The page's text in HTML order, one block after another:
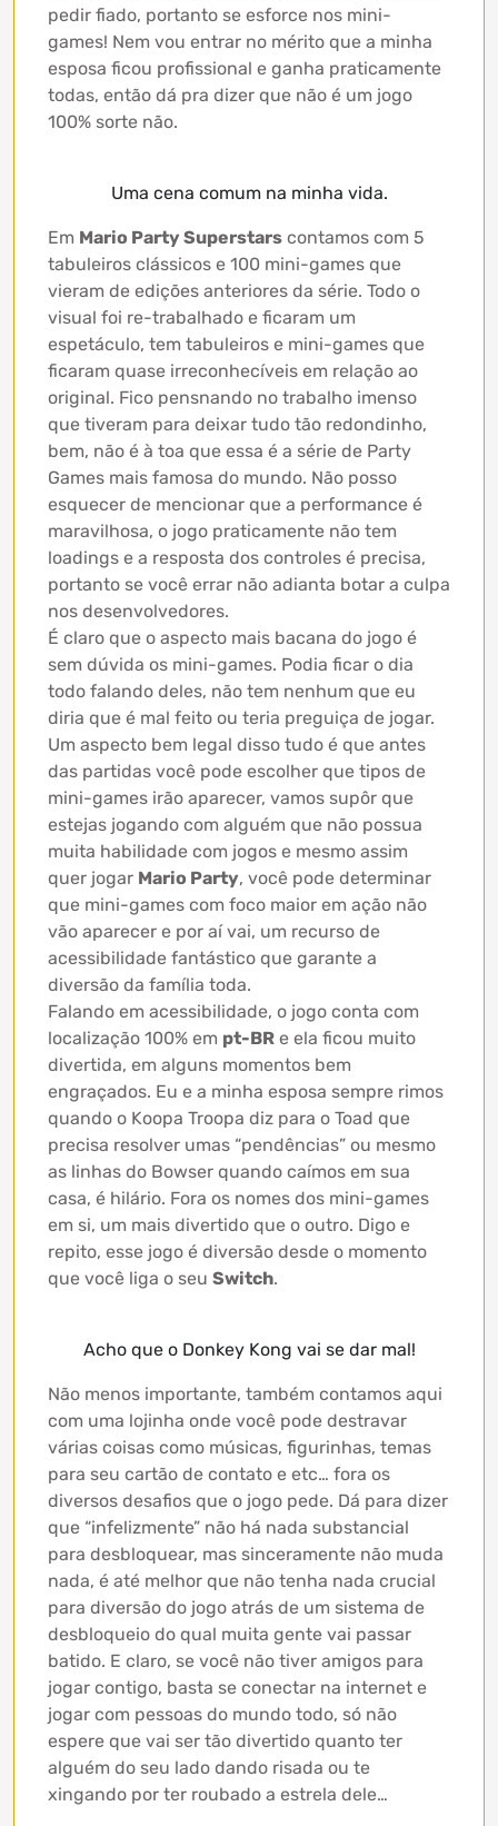
pedir fiado, portanto se esforce nos mini-
games! Nem vou entrar no mérito que a minha
esposa ficou profissional e ganha praticamente
todas, então dá pra dizer que não é um jogo
100% sorte não.
Uma cena comum na minha vida.
Em Mario Party Superstars contamos com 5
tabuleiros clássicos e 100 mini-games que
vieram de edições anteriores da série. Todo o
visual foi re-trabalhado e ficaram um
espetáculo, tem tabuleiros e mini-games que
ficaram quase irreconhecíveis em relação ao
original. Fico pensnando no trabalho imenso
que tiveram para deixar tudo tão redondinho,
bem, não é à toa que essa é a série de Party
Games mais famosa do mundo. Não posso
esquecer de mencionar que a performance é
maravilhosa, o jogo praticamente não tem
loadings e a resposta dos controles é precisa,
portanto se você errar não adianta botar a culpa
nos desenvolvedores.
É claro que o aspecto mais bacana do jogo é
sem dúvida os mini-games. Podia ficar o dia
todo falando deles, não tem nenhum que eu
diria que é mal feito ou teria preguiça de jogar.
Um aspecto bem legal disso tudo é que antes
das partidas você pode escolher que tipos de
mini-games irão aparecer, vamos supôr que
estejas jogando com alguém que não possua
muita habilidade com jogos e mesmo assim
quer jogar Mario Party, você pode determinar
que mini-games com foco maior em ação não
vão aparecer e por aí vai, um recurso de
acessibilidade fantástico que garante a
diversão da família toda.
Falando em acessibilidade, o jogo conta com
localização 100% em pt-BR e ela ficou muito
divertida, em alguns momentos bem
engraçados. Eu e a minha esposa sempre rimos
quando o Koopa Troopa diz para o Toad que
precisa resolver umas “pendências” ou mesmo
as linhas do Bowser quando caímos em sua
casa, é hilário. Fora os nomes dos mini-games
em si, um mais divertido que o outro. Digo e
repito, esse jogo é diversão desde o momento
que você liga o seu Switch.
Acho que o Donkey Kong vai se dar mal!
Não menos importante, também contamos aqui
com uma lojinha onde você pode destravar
várias coisas como músicas, figurinhas, temas
para seu cartão de contato e etc… fora os
diversos desafios que o jogo pede. Dá para dizer
que “infelizmente” não há nada substancial
para desbloquear, mas sinceramente não muda
nada, é até melhor que não tenha nada crucial
para diversão do jogo atrás de um sistema de
desbloqueio do qual muita gente vai passar
batido. E claro, se você não tiver amigos para
jogar contigo, basta se conectar na internet e
jogar com pessoas do mundo todo, só não
espere que vai ser tão divertido quanto ter
alguém do seu lado dando risada ou te
xingando por ter roubado a estrela dele…